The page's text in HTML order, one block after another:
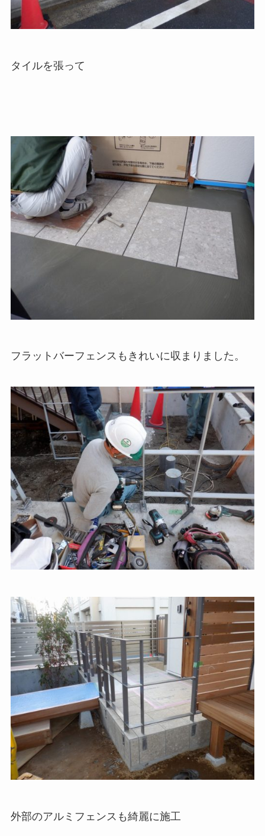
タイルを張って
フラットバーフェンスもきれいに収まりました。
外部のアルミフェンスも綺麗に施工